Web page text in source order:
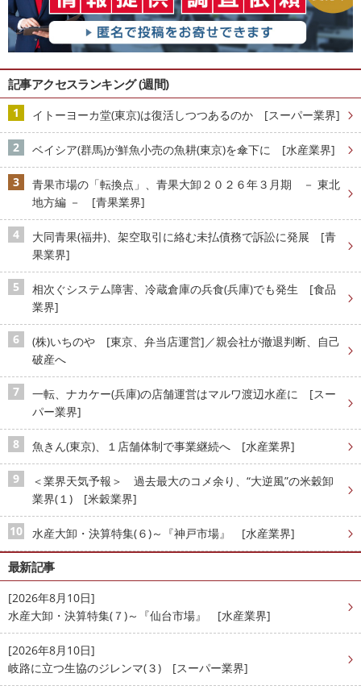
記事アクセスランキング (週間)
イトーヨーカ堂(東京)は復活しつつあるのか [スーパー業界]
ベイシア(群馬)が鮮魚小売の魚耕(東京)を傘下に [水産業界]
青果市場の「転換点」、青果大卸２０２６年３月期 － 東北
地方編 － [青果業界]
大同青果(福井)、架空取引に絡む未払債務で訴訟に発展 [青
果業界]
相次ぐシステム障害、冷蔵倉庫の兵食(兵庫)でも発生 [食品
業界]
(株)いちのや [東京、弁当店運営]／親会社が撤退判断、自己
破産へ
一転、ナカケー(兵庫)の店舗運営はマルワ渡辺水産に [スー
パー業界]
魚きん(東京)、１店舗体制で事業継続へ [水産業界]
＜業界天気予報＞ 過去最大のコメ余り、“大逆風”の米穀卸
業界(１) [米穀業界]
水産大卸・決算特集(６)～『神戸市場』 [水産業界]
最新記事
[2026年8月10日]
水産大卸・決算特集(７)～『仙台市場』 [水産業界]
[2026年8月10日]
岐路に立つ生協のジレンマ(３) [スーパー業界]